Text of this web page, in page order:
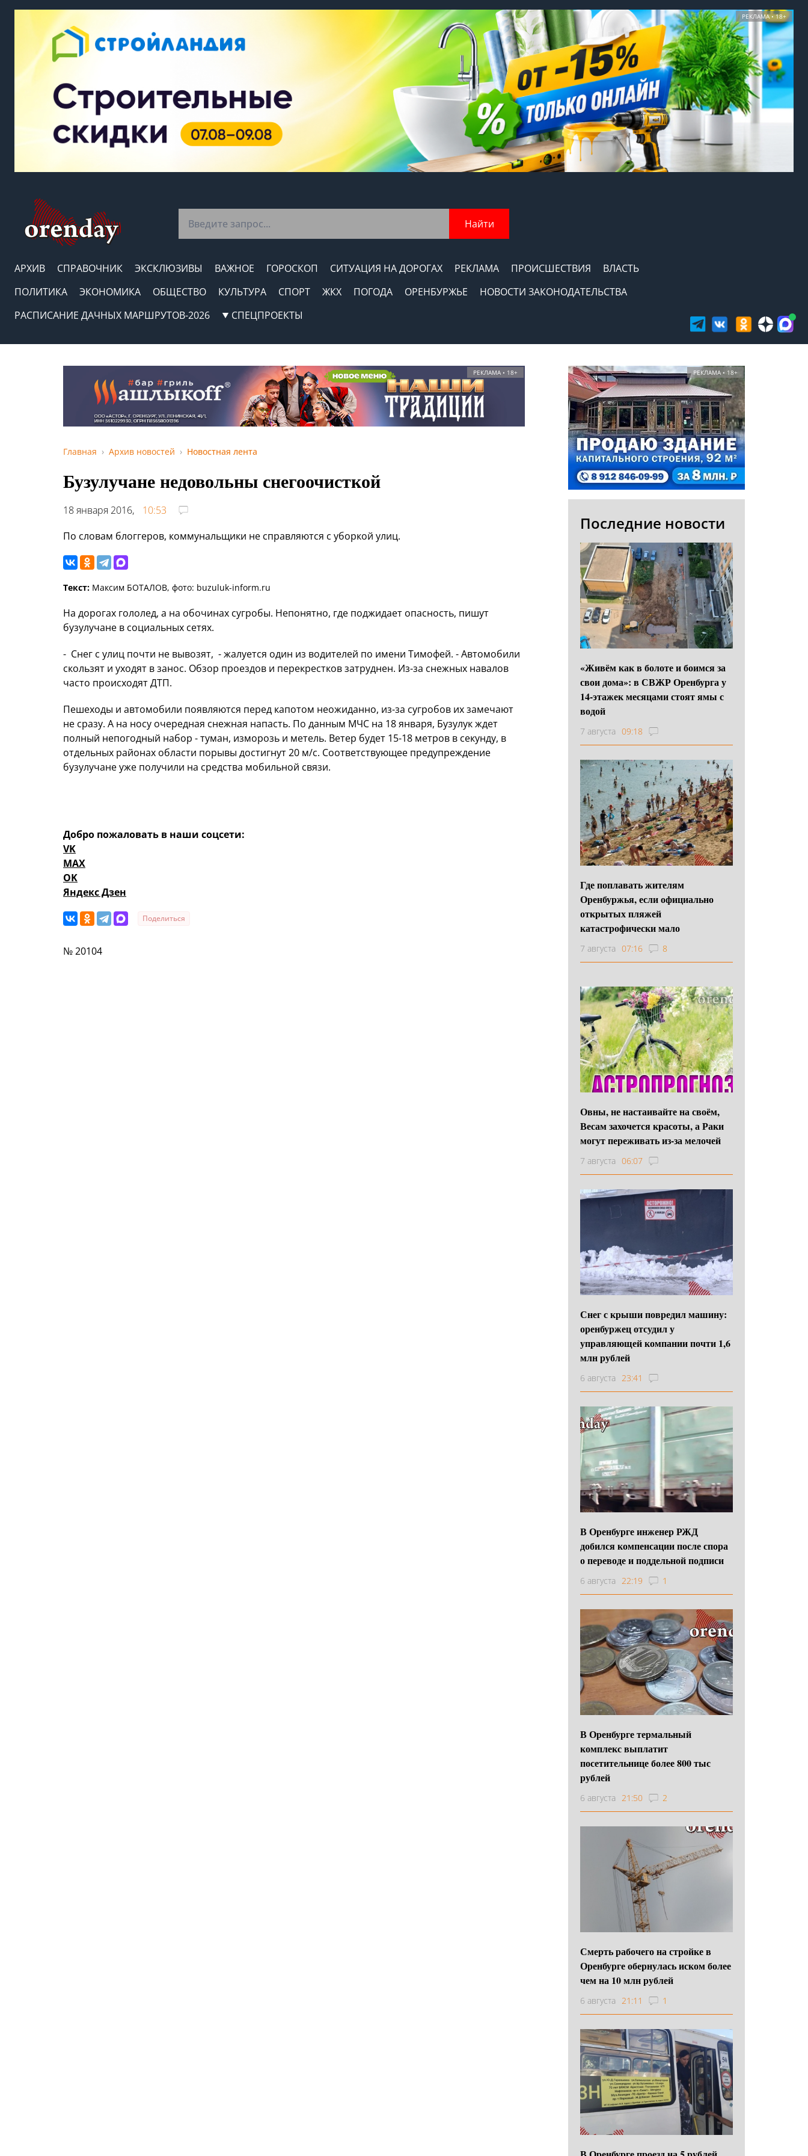
РЕКЛАМА • 18+
Найти
АРХИВ СПРАВОЧНИК ЭКСКЛЮЗИВЫ ВАЖНОЕ ГОРОСКОП СИТУАЦИЯ НА ДОРОГАХ РЕКЛАМА ПРОИСШЕСТВИЯ
ВЛАСТЬ
ПОЛИТИКА
ЭКОНОМИКА ОБЩЕСТВО КУЛЬТУРА СПОРТ ЖКХ ПОГОДА ОРЕНБУРЖЬЕ
НОВОСТИ ЗАКОНОДАТЕЛЬСТВА
РАСПИСАНИЕ ДАЧНЫХ МАРШРУТОВ-2026
СПЕЦПРОЕКТЫ
РЕКЛАМА • 18+
Главная Архив новостей Новостная лента
Бузулучане недовольны снегоочисткой
18 января 2016,
10:53
По словам блоггеров, коммунальщики не справляются с уборкой улиц.
Текст: Максим БОТАЛОВ, фото: buzuluk-inform.ru
На дорогах гололед, а на обочинах сугробы. Непонятно, где поджидает опасность, пишут
бузулучане в социальных сетях.
- Снег с улиц почти не вывозят, - жалуется один из водителей по имени Тимофей. - Автомобили
скользят и уходят в занос. Обзор проездов и перекрестков затруднен. Из-за снежных навалов
часто происходят ДТП.
Пешеходы и автомобили появляются перед капотом неожиданно, из-за сугробов их замечают
не сразу. А на носу очередная снежная напасть. По данным МЧС на 18 января, Бузулук ждет
полный непогодный набор - туман, изморозь и метель. Ветер будет 15-18 метров в секунду, в
отдельных районах области порывы достигнут 20 м/с. Соответствующее предупреждение
бузулучане уже получили на средства мобильной связи.
Добро пожаловать в наши соцсети:
VK
MAX
OK
Яндекс Дзен
Поделиться
№ 20104
РЕКЛАМА • 18+
Последние новости
«Живём как в болоте и боимся за
свои дома»: в СВЖР Оренбурга у
14-этажек месяцами стоят ямы с
водой
7 августа 09:18
Где поплавать жителям
Оренбуржья, если официально
открытых пляжей
катастрофически мало
7 августа 07:16 8
Овны, не настаивайте на своём,
Весам захочется красоты, а Раки
могут переживать из-за мелочей
7 августа 06:07
Снег с крыши повредил машину:
оренбуржец отсудил у
управляющей компании почти 1,6
млн рублей
6 августа 23:41
В Оренбурге инженер РЖД
добился компенсации после спора
о переводе и поддельной подписи
6 августа 22:19 1
В Оренбурге термальный
комплекс выплатит
посетительнице более 800 тыс
рублей
6 августа 21:50 2
Смерть рабочего на стройке в
Оренбурге обернулась иском более
чем на 10 млн рублей
6 августа 21:11 1